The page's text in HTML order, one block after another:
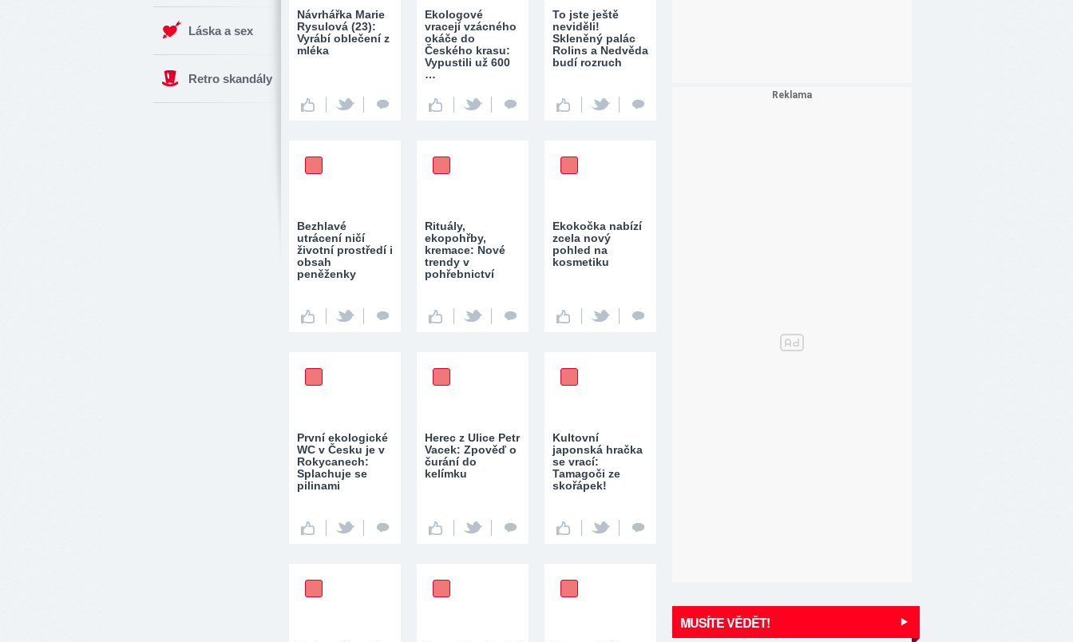
Láska a sex
Retro skandály
Návrhářka Marie
Rysulová (23):
Vyrábí oblečení z
mléka
Ekologové
vracejí vzácného
okáče do
Českého krasu:
Vypustili už 600
…
To jste ještě
neviděli!
Skleněný palác
Rolins a Nedvěda
budí rozruch
Bezhlavé
utrácení ničí
životní prostředí i
obsah
peněženky
Rituály,
ekopohřby,
kremace: Nové
trendy v
pohřebnictví
Ekokočka nabízí
zcela nový
pohled na
kosmetiku
První ekologické
WC v Česku je v
Rokycanech:
Splachuje se
pilinami
Herec z Ulice Petr
Vacek: Zpověď o
čurání do
kelímku
Kultovní
japonská hračka
se vrací:
Tamagoči ze
skořápek!
MUSÍTE VĚDĚT!